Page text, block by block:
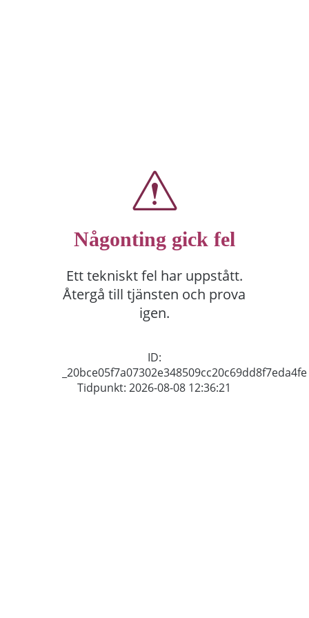
Någonting gick fel
Ett tekniskt fel har uppstått.
Återgå till tjänsten och prova
igen.
ID:
_20bce05f7a07302e348509cc20c69dd8f7eda4fe
Tidpunkt: 2026-08-08 12:36:21